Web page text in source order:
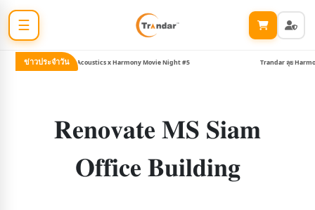
☰
ข่าวประจำวัน
Trandar Acoustics x Harmony Movie Night #5 Trandar ลุย Harmony
𝐑𝐞𝐧𝐨𝐯𝐚𝐭𝐞 𝐌𝐒 𝐒𝐢𝐚𝐦
𝐎𝐟𝐟𝐢𝐜𝐞 𝐁𝐮𝐢𝐥𝐝𝐢𝐧𝐠